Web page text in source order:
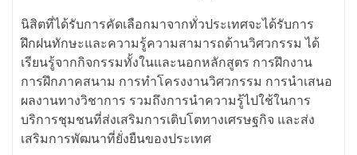
นิสิตที่ได้รับการคัดเลือกมาจากทั่วประเทศจะได้รับการ
ฝึกฝนทักษะและความรู้ความสามารถด้านวิศวกรรม ได้
เรียนรู้จากกิจกรรมทั้งในและนอกหลักสูตร การฝึกงาน
การฝึกภาคสนาม การทำโครงงานวิศวกรรม การนำเสนอ
ผลงานทางวิชาการ รวมถึงการนำความรู้ไปใช้ในการ
บริการชุมชนที่ส่งเสริมการเติบโตทางเศรษฐกิจ และส่ง
เสริมการพัฒนาที่ยั่งยืนของประเทศ